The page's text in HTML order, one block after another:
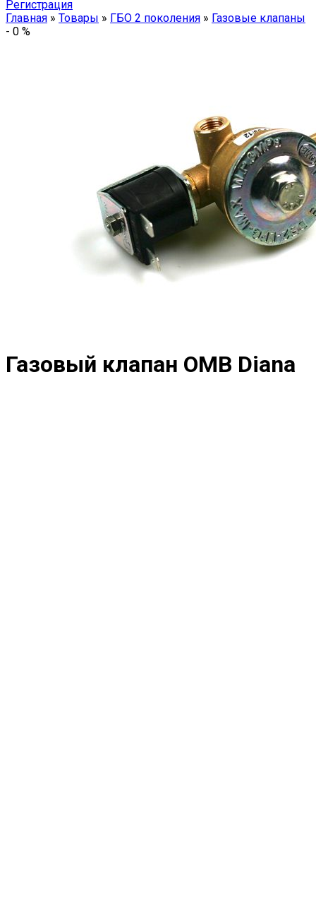
Регистрация
Главная » Товары » ГБО 2 поколения » Газовые клапаны
- 0 %
Газовый клапан OMB Diana